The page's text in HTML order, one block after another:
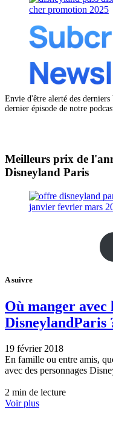
Envie d'être alerté des
dernier épisode de notre
Meilleurs prix de
Disneyland Paris
A suivre
Où manger avec
DisneylandParis
19 février 2018
En famille ou entre amis,
avec des personnages
2 min de lecture
Voir plus